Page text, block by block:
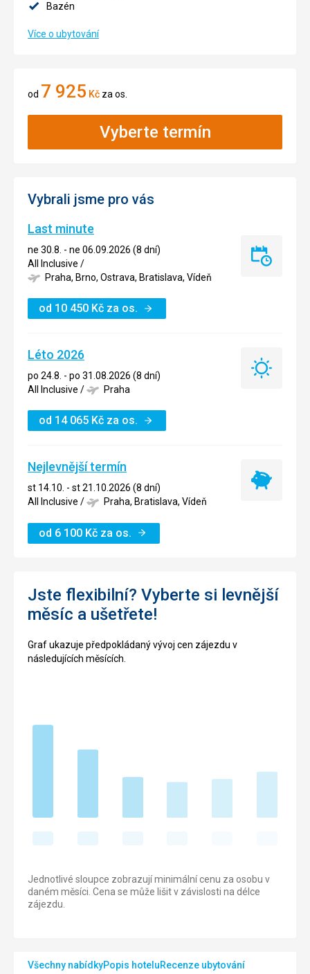
Bazén
Více o ubytování
od 7 925 Kč za os.
Vyberte termín
Vybrali jsme pro vás
Last minute
ne 30.8. - ne 06.09.2026 (8 dní)
All Inclusive /
Praha, Brno, Ostrava, Bratislava, Vídeň
od 10 450 Kč za os.
Last
Léto 2026
po 24.8. - po 31.08.2026 (8 dní)
All Inclusive / Praha
od 14 065 Kč za os.
Léto
Nejlevnější termín
st 14.10. - st 21.10.2026 (8 dní)
All Inclusive / Praha, Bratislava, Vídeň
od 6 100 Kč za os.
Nejlevnější
Jste flexibilní? Vyberte si levnější
měsíc a ušetřete!
Graf ukazuje předpokládaný vývoj cen zájezdu v
následujících měsících.
Jednotlivé sloupce zobrazují minimální cenu za osobu v
daném měsíci. Cena se může lišit v závislosti na délce
zájezdu.
Všechny nabídkyPopis hoteluRecenze ubytování